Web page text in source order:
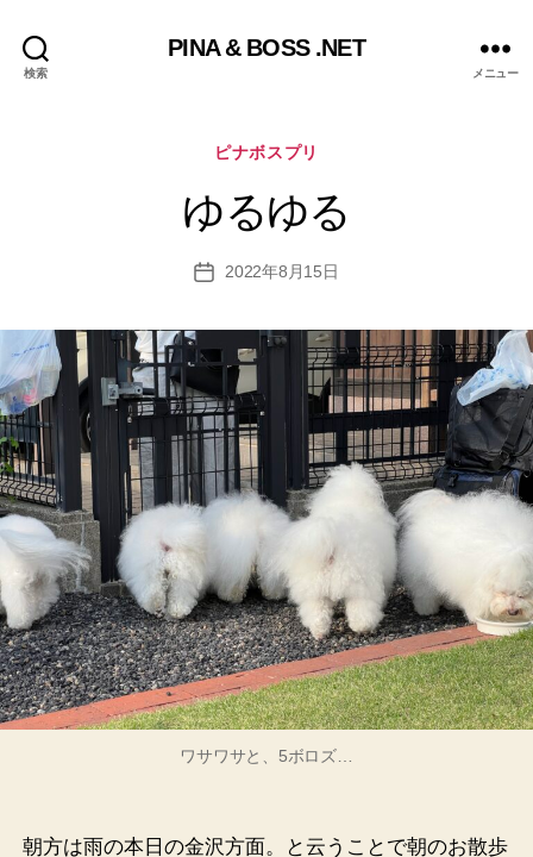
検索
PINA & BOSS .NET
メニュー
カ
ゴ
リ
ピナボスプリ
ゆるゆる
投
2022年8月15日
ワサワサと、5ボロズ…
朝方は雨の本日の金沢方面。と云うことで朝のお散歩